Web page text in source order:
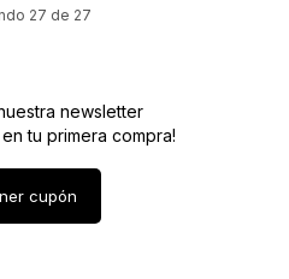
27 de 27
newsletter
tu primera compra!
cupón